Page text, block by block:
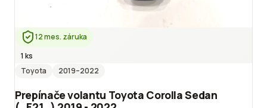
12 mes. záruka
1 ks
Toyota
2019–2022
Prepínače volantu Toyota Corolla Sedan